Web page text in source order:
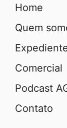
Home
Quem
Comercial
Podcast
Contato